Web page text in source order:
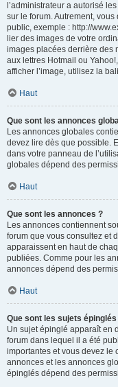
l’administrateur a autorisé
sur le forum. Autrement,
public, exemple : http://
lier des images de votre
images placées derrière des
aux lettres Hotmail ou
afficher l’image, utilisez la
Haut
Que sont les annonces
Les annonces globales
devez lire dès que possible.
dans votre panneau de
globales dépend des
Haut
Que sont les annonces ?
Les annonces contiennent
forum que vous consultez et
apparaissent en haut de
publiées. Comme pour les
annonces dépend des
Haut
Que sont les sujets épinglés
Un sujet épinglé apparaît en
forum dans lequel il a été
importantes et vous devez le
annonces et les annonces
épinglés dépend des